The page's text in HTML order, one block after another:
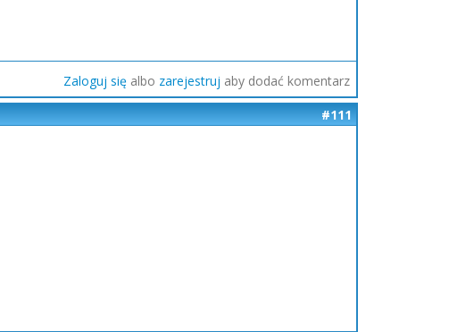
Zaloguj się albo zarejestruj aby dodać komentarz
#111